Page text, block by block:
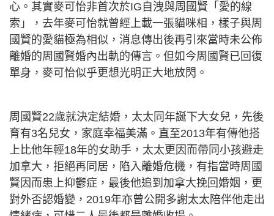
心。其實麥可怡非首次於IG自洩與周國賢「愛的線
索」，去年麥可怡就曾經上載一張貓咪相，樣子與周
國賢的愛貓極為相似，消息傳出後再引來當時未公佈
離婚的周國賢婚內出軌的傳言。但如今周國賢已回復
單身，麥可怡似乎更想光明正大地放閃。
周國賢22歲就決定結婚，太太同年誕下大女兒，先後
育有3名兒女，家庭幸福美滿。直至2013年有傳他搭
上比他年輕18年的女助手，太太更因而帶同小孩避走
加拿大，拒絕再同居，陷入離婚危機，有指當時周國
賢因而患上抑鬱症，最後他追到加拿大挽回婚姻，更
對外否認婚變，2019年亦曾公開多謝太太陪伴他走出